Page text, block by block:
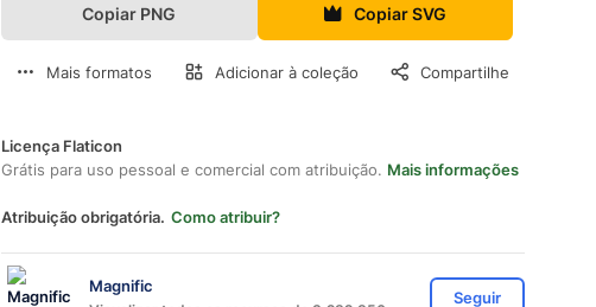
Copiar PNG Copiar SVG
Mais formatos Adicionar à coleção Compartilhe
Licença Flaticon
Grátis para uso pessoal e comercial com atribuição. Mais informações
Atribuição obrigatória. Como atribuir?
Magnific
Seguir